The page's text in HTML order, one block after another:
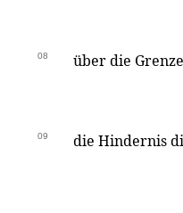
08 über die
09 die Hindernis